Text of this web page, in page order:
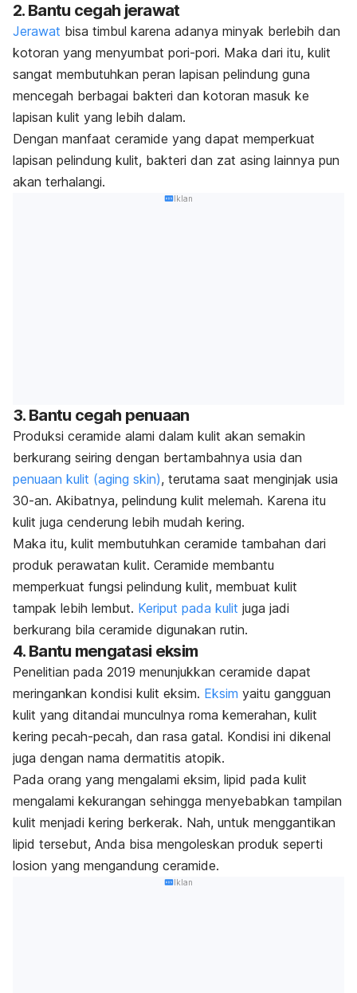
2. Bantu cegah jerawat
Jerawat bisa timbul karena adanya minyak berlebih dan
kotoran yang menyumbat pori-pori. Maka dari itu, kulit
sangat membutuhkan peran lapisan pelindung guna
mencegah berbagai bakteri dan kotoran masuk ke
lapisan kulit yang lebih dalam.
Dengan manfaat ceramide yang dapat memperkuat
lapisan pelindung kulit, bakteri dan zat asing lainnya pun
akan terhalangi.
Iklan
3. Bantu cegah penuaan
Produksi ceramide alami dalam kulit akan semakin
berkurang seiring dengan bertambahnya usia dan
penuaan kulit (aging skin), terutama saat menginjak usia
30-an. Akibatnya, pelindung kulit melemah. Karena itu
kulit juga cenderung lebih mudah kering.
Maka itu, kulit membutuhkan ceramide tambahan dari
produk perawatan kulit. Ceramide membantu
memperkuat fungsi pelindung kulit, membuat kulit
tampak lebih lembut. Keriput pada kulit juga jadi
berkurang bila ceramide digunakan rutin.
4. Bantu mengatasi eksim
Penelitian pada 2019 menunjukkan ceramide dapat
meringankan kondisi kulit eksim. Eksim yaitu gangguan
kulit yang ditandai munculnya roma kemerahan, kulit
kering pecah-pecah, dan rasa gatal. Kondisi ini dikenal
juga dengan nama dermatitis atopik.
Pada orang yang mengalami eksim, lipid pada kulit
mengalami kekurangan sehingga menyebabkan tampilan
kulit menjadi kering berkerak. Nah, untuk menggantikan
lipid tersebut, Anda bisa mengoleskan produk seperti
losion yang mengandung ceramide.
Iklan